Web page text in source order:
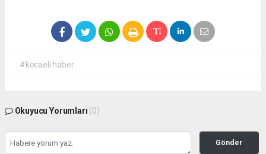
#kocaeli haber
Okuyucu Yorumları (0)
Gönder